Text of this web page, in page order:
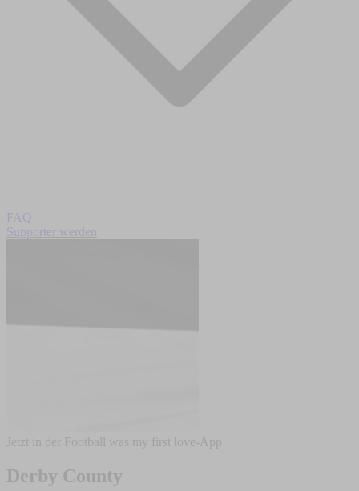
FAQ
Supporter werden
Jetzt in der Football was my first love-App
Derby County